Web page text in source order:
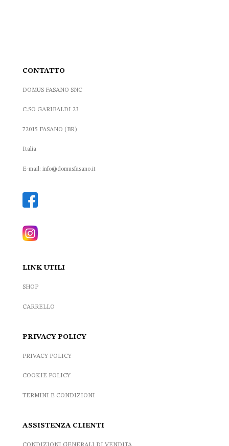
CONTATTO
DOMUS FASANO SNC
C.SO GARIBALDI 23
72015 FASANO (BR)
Italia
E-mail: info@domusfasano.it
LINK UTILI
SHOP
CARRELLO
PRIVACY POLICY
PRIVACY POLICY
COOKIE POLICY
TERMINI E CONDIZIONI
ASSISTENZA CLIENTI